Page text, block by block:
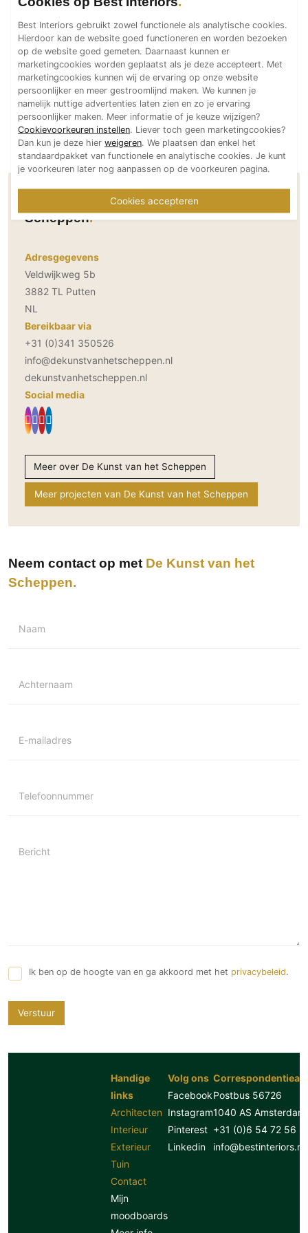
Audio/Video
Thuisbioscoop
Domotica
Mirror TV
Fitnessapparatuur
Wifi
Overig
Aannemers Interieur
Akoestiek
Wijnkelder en wijnkasten
Contactgegevens De Kunst van het
Scheppen
Adresgegevens
Veldwijkweg 5b
3882 TL Putten
NL
Bereikbaar via
+31 (0)341 350526
info@dekunstvanhetscheppen.nl
dekunstvanhetscheppen.nl
Social media
Meer over De Kunst van het Scheppen
Meer projecten van De Kunst van het Scheppen
Neem contact op met De Kunst van het
Scheppen
Naam
Achternaam
E-mailadres
Telefoonnummer
Bericht
Ik ben op de hoogte van en ga akkoord met het privacybeleid.
Verstuur
Handige
links
Architecten
Interieur
Exterieur
Tuin
Contact
Mijn
moodboards
Volg ons
Facebook
Instagram
Pinterest
Linkedin
Postbus 56726
1040 AS Amsterdam
+31 (0)6 54 72 56
info@bestinteriors.nl
Best Interiors gebruikt zowel functionele als analytische cookies.
Hierdoor kan de website goed functioneren en worden bezoeken
op de website goed gemeten. Daarnaast kunnen er
marketingcookies worden geplaatst als je deze accepteert. Met
marketingcookies kunnen wij de ervaring op onze website
persoonlijker en meer gestroomlijnd maken. We kunnen je
namelijk nuttige advertenties laten zien en zo je ervaring
persoonlijker maken. Meer informatie of je keuze wijzigen?
Cookievoorkeuren instellen. Liever toch geen marketingcookies?
Dan kun je deze hier weigeren. We plaatsen dan enkel het
standaardpakket van functionele en analytische cookies. Je kunt
je voorkeuren later nog aanpassen op de voorkeuren pagina.
Cookies accepteren